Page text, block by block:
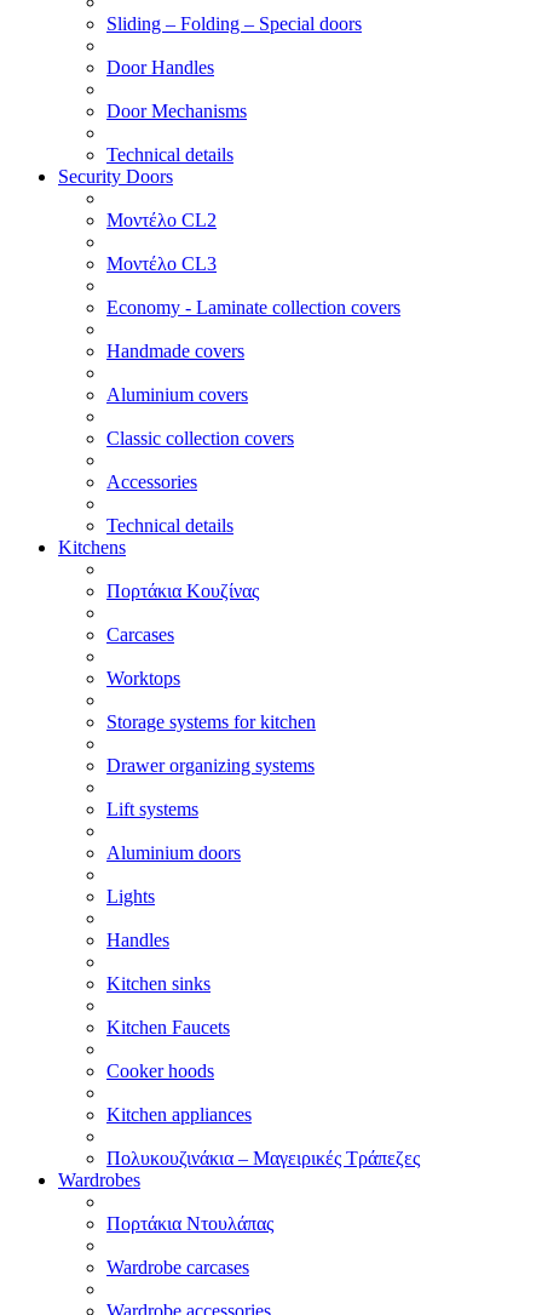
Sliding – Folding – Special doors
Door Handles
Door Mechanisms
Technical details
Security Doors
Μοντέλο CL2
Μοντέλο CL3
Economy - Laminate collection covers
Handmade covers
Aluminium covers
Classic collection covers
Accessories
Technical details
Kitchens
Πορτάκια Κουζίνας
Carcases
Worktops
Storage systems for kitchen
Drawer organizing systems
Lift systems
Aluminium doors
Lights
Handles
Kitchen sinks
Kitchen Faucets
Cooker hoods
Kitchen appliances
Πολυκουζινάκια – Μαγειρικές Τράπεζες
Wardrobes
Πορτάκια Ντουλάπας
Wardrobe carcases